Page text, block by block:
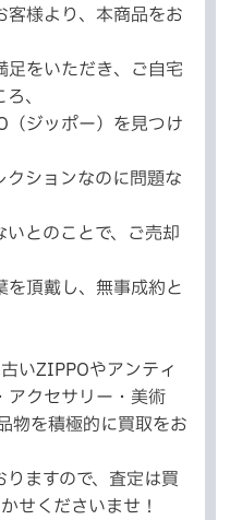
様より、本商品をお
足をいただき、ご自宅
、
（ジッポー）を見つけ
ションなのに問題な
とのことで、ご売却
頂戴し、無事成約と
いZIPPOやアンティ
アクセサリー・美術
物を積極的に買取をお
ますので、査定は買
せくださいませ！